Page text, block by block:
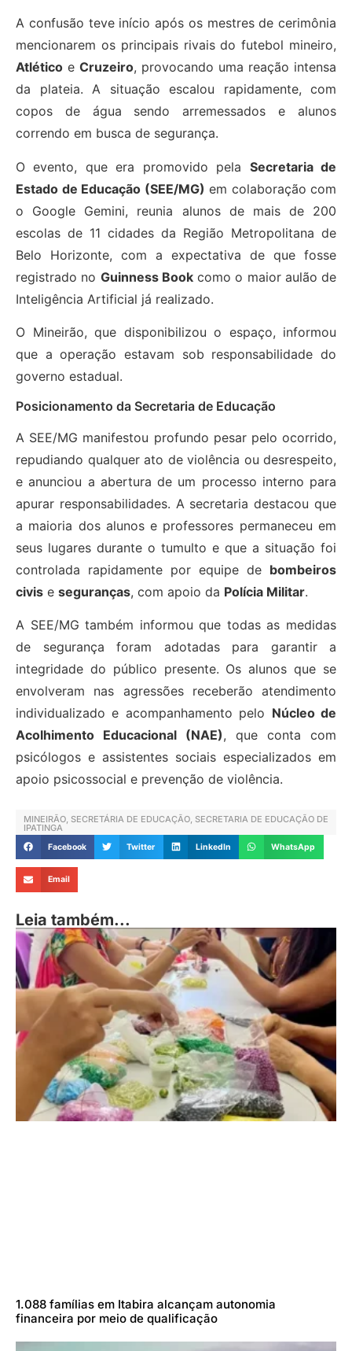
A confusão teve início após os mestres de cerimônia
mencionarem os principais rivais do futebol mineiro,
Atlético e Cruzeiro, provocando uma reação intensa
da plateia. A situação escalou rapidamente, com
copos de água sendo arremessados e alunos
correndo em busca de segurança.
O evento, que era promovido pela Secretaria de
Estado de Educação (SEE/MG) em colaboração com
o Google Gemini, reunia alunos de mais de 200
escolas de 11 cidades da Região Metropolitana de
Belo Horizonte, com a expectativa de que fosse
registrado no Guinness Bookcomo o maior aulão de
Inteligência Artificial já realizado.
O Mineirão, que disponibilizou o espaço, informou
que a operação estavam sob responsabilidade do
governo estadual.
Posicionamento da Secretaria de Educação
A SEE/MG manifestou profundo pesar pelo ocorrido,
repudiando qualquer ato de violência ou desrespeito,
e anunciou a abertura de um processo interno para
apurar responsabilidades. A secretaria destacou que
a maioria dos alunos e professores permaneceu em
seus lugares durante o tumulto e que a situação foi
controlada rapidamente por equipe de bombeiros
civis e seguranças, com apoio da Polícia Militar.
A SEE/MG também informou que todas as medidas
de segurança foram adotadas para garantir a
integridade do público presente. Os alunos que se
envolveram nas agressões receberão atendimento
individualizado e acompanhamento pelo Núcleo de
Acolhimento Educacional (NAE), que conta com
psicólogos e assistentes sociais especializados em
apoio psicossocial e prevenção de violência.
MINEIRÃO SECRETÁRIA DE EDUCAÇÃO SECRETARIA DE EDUCAÇÃO DE
IPATINGA
Facebook Twitter LinkedIn WhatsApp
Email
Leia também...
1.088 famílias em Itabira alcançam autonomia
financeira por meio de qualificação